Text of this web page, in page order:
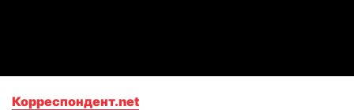
Корреспондент.net